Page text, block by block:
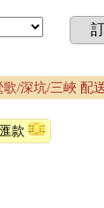
/深坑/三峽 配
款